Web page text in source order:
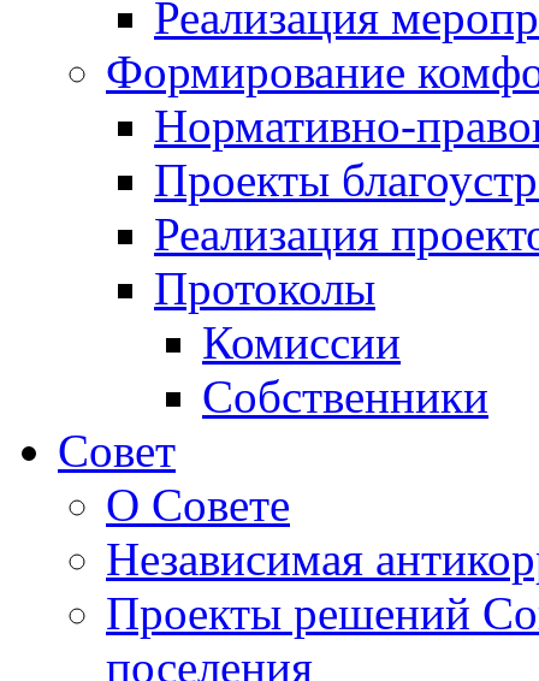
Реализация
Формирование
Нормативно-
Проекты
Реализация
Протоколы
Комиссии
Собственники
Совет
О Совете
Независимая
Проекты решений
поселения